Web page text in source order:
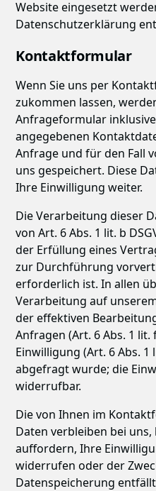
Website eingesetzt
Datenschutzerklärung
Kontaktformular
Wenn Sie uns per
zukommen lassen,
Anfrageformular
angegebenen
Anfrage und für den Fall
uns gespeichert. Diese
Ihre Einwilligung weiter.
Die Verarbeitung dieser
von Art. 6 Abs. 1 lit. b
der Erfüllung eines
zur Durchführung
erforderlich ist. In allen
Verarbeitung auf
der effektiven
Anfragen (Art. 6 Abs. 1
Einwilligung (Art. 6 Abs. 1
abgefragt wurde; die
widerrufbar.
Die von Ihnen im
Daten verbleiben bei
auffordern, Ihre
widerrufen oder der
Datenspeicherung entfällt